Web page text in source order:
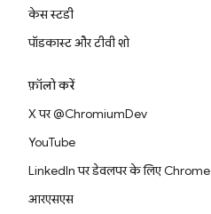
केस स्टडी
पॉडकास्ट और टीवी शो
फ़ॉलो करें
X पर @ChromiumDev
YouTube
LinkedIn पर डेवलपर के लिए Chrome
आरएसएस